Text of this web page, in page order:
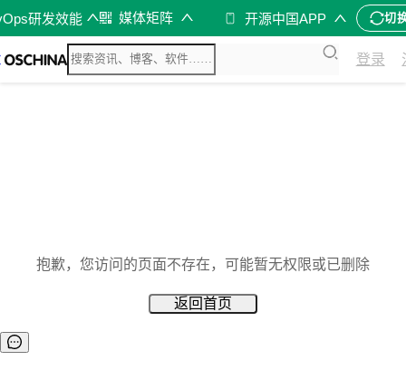
研发效能 媒体矩阵 开源中国APP 切
登录
抱歉，您访问的页面不存在，可能暂无权限或已删除
返回首页